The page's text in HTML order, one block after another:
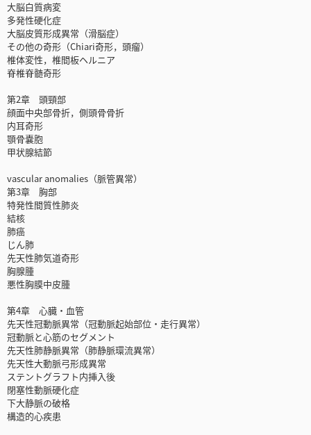
大脳白質病変
多発性硬化症
大脳皮質形成異常（滑脳症）
その他の奇形（Chiari奇形，頭瘤）
椎体変性，椎間板ヘルニア
脊椎脊髄奇形
第2章 頭頸部
顔面中央部骨折，側頭骨骨折
内耳奇形
顎骨嚢胞
甲状腺結節
vascular anomalies（脈管異常）
第3章 胸部
特発性間質性肺炎
結核
肺癌
じん肺
先天性肺気道奇形
胸腺腫
悪性胸膜中皮腫
第4章 心臓・血管
先天性冠動脈異常（冠動脈起始部位・走行異常）
冠動脈と心筋のセグメント
先天性肺静脈異常（肺静脈環流異常）
先天性大動脈弓形成異常
ステントグラフト内挿入後
閉塞性動脈硬化症
下大静脈の破格
構造的心疾患